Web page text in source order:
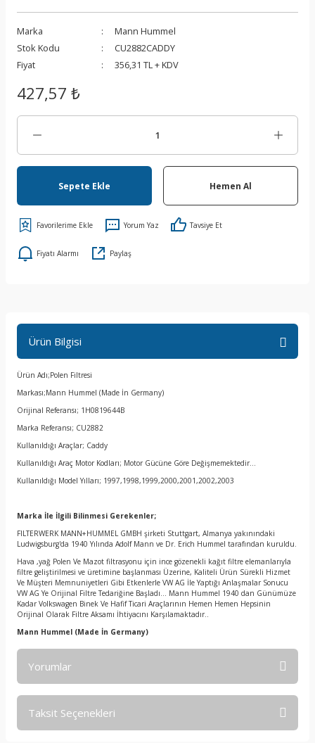
Marka
Mann Hummel
Stok Kodu
CU2882CADDY
Fiyat
356,31 TL + KDV
427,57 ₺
Sepete Ekle Hemen Al
Yorum Yaz Tavsiye Et
Fiyatı Alarmı Paylaş
Ürün Bilgisi
Ürün Adı;Polen Filtresi
Markası;Mann Hummel (Made İn Germany)
Orijinal Referansı; 1H0819644B
Marka Referansı; CU2882
Kullanıldığı Araçlar; Caddy
Kullanıldığı Araç Motor Kodları; Motor Gücüne Göre Değişmemektedir…
Kullanıldığı Model Yılları; 1997,1998,1999,2000,2001,2002,2003
Marka İle İlgili Bilinmesi Gerekenler;
FILTERWERK MANN+HUMMEL GMBH şirketi Stuttgart, Almanya yakınındaki
Ludwigsburg'da 1940 Yılında Adolf Mann ve Dr. Erich Hummel tarafından kuruldu.
Hava ,yağ Polen Ve Mazot filtrasyonu için ince gözenekli kağıt filtre elemanlarıyla
filtre geliştirilmesi ve üretimine başlanması Üzerine, Kaliteli Ürün Sürekli Hizmet
Ve Müşteri Memnuniyetleri Gibi Etkenlerle VW AG İle Yaptığı Anlaşmalar Sonucu
VW AG Ye Orijinal Filtre Tedariğine Başladı… Mann Hummel 1940 dan Günümüze
Kadar Volkswagen Binek Ve Hafif Ticari Araçlarının Hemen Hemen Hepsinin
Orijinal Olarak Filtre Aksamı İhtiyacını Karşılamaktadır..
Mann Hummel (Made İn Germany)
Yorumlar
Taksit Seçenekleri